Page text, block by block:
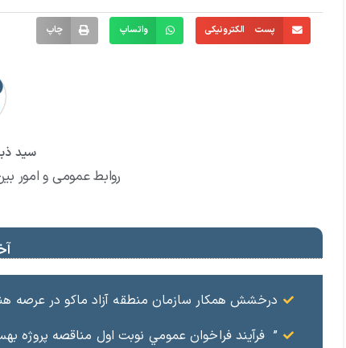
پست الکترونیکی واتساپ چاپ
سید
روابط عمومی و امور
درخشش همکار سازمان منطقه آزاد ماکو در عرصه
” فرآيند فراخوان عمومي نوبت اول مناقصه پروژه بهسازي و